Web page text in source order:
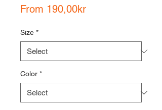
From 190,00krSale
Size *
Color *